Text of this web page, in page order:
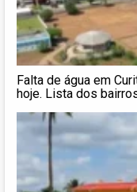
Falta de água em
hoje. Lista dos